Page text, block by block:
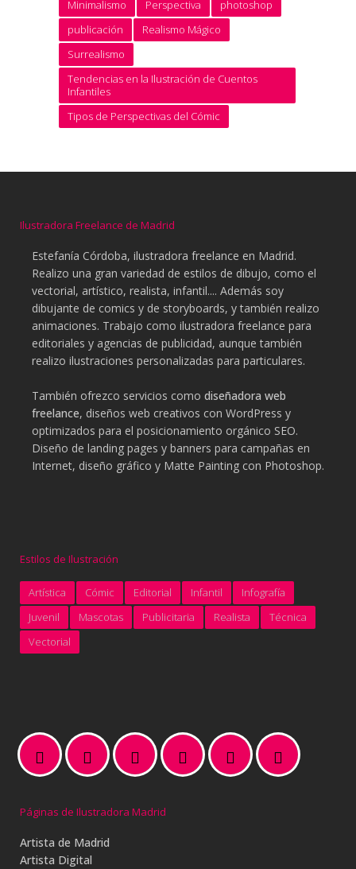
Minimalismo Perspectiva
photoshop
publicación
Realismo Mágico
Surrealismo
Tendencias en la Ilustración de Cuentos
Infantiles
Tipos de Perspectivas del Cómic
Ilustradora Freelance de Madrid
Estefanía Córdoba, ilustradora freelance en Madrid.
Realizo una gran variedad de estilos de dibujo, como el
vectorial, artístico, realista, infantil.... Además soy
dibujante de comics y de storyboards, y también realizo
animaciones. Trabajo como ilustradora freelance para
editoriales y agencias de publicidad, aunque también
realizo ilustraciones personalizadas para particulares.
También ofrezco servicios como diseñadora web
freelance, diseños web creativos con WordPress y
optimizados para el posicionamiento orgánico SEO.
Diseño de landing pages y banners para campañas en
Internet, diseño gráfico y Matte Painting con Photoshop.
Estilos de Ilustración
Artística Cómic Editorial Infantil
Infografía
Juvenil
Mascotas Publicitaria Realista
Técnica
Vectorial
Páginas de Ilustradora Madrid
Artista de Madrid
Artista Digital